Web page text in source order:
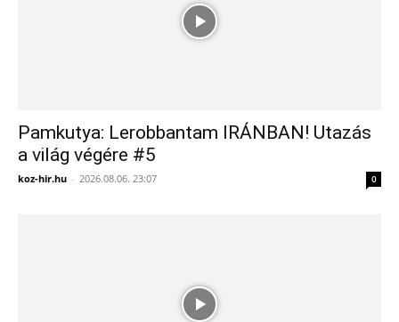
Pamkutya: Lerobbantam IRÁNBAN! Utazás
a világ végére #5
koz-hir.hu - 2026.08.06. 23:07 0